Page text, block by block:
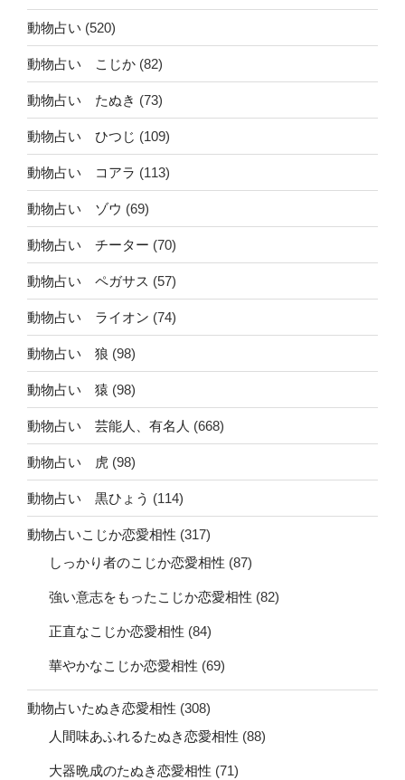
動物占い (520)
動物占い こじか (82)
動物占い たぬき (73)
動物占い ひつじ (109)
動物占い コアラ (113)
動物占い ゾウ (69)
動物占い チーター (70)
動物占い ペガサス (57)
動物占い ライオン (74)
動物占い 狼 (98)
動物占い 猿 (98)
動物占い 芸能人、有名人 (668)
動物占い 虎 (98)
動物占い 黒ひょう (114)
動物占いこじか恋愛相性 (317)
しっかり者のこじか恋愛相性 (87)
強い意志をもったこじか恋愛相性 (82)
正直なこじか恋愛相性 (84)
華やかなこじか恋愛相性 (69)
動物占いたぬき恋愛相性 (308)
人間味あふれるたぬき恋愛相性 (88)
大器晩成のたぬき恋愛相性 (71)